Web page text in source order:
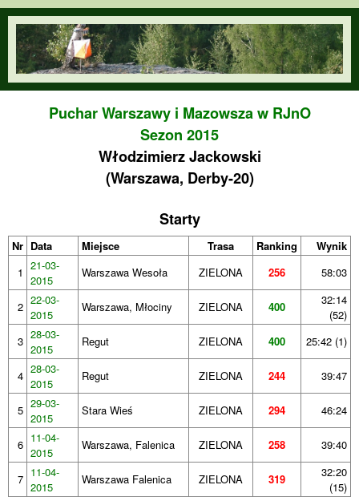
Przejdź do treści
orienteering.waw.pl
Puchar Warszawy i Mazowsza w RJnO
Sezon 2015
Włodzimierz Jackowski
(Warszawa, Derby-20)
Starty
Nr Data Miejsce Trasa Ranking
Wynik
1 21-03-
2015
Warszawa Wesoła ZIELONA 256 58:03
2 22-03-
2015
Warszawa, Młociny ZIELONA 400
32:14
(52)
3 28-03-
2015
Regut ZIELONA 400 25:42 (1)
4 28-03-
2015
Regut ZIELONA 244 39:47
5 29-03-
2015
Stara Wieś ZIELONA 294 46:24
6 11-04-
2015
Warszawa, Falenica ZIELONA 258 39:40
7 11-04-
2015
Warszawa Falenica ZIELONA 319
32:20
(15)